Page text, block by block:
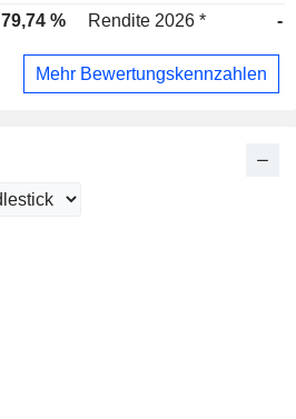
79,74 % Rendite 2026 * -
Mehr Bewertungskennzahlen